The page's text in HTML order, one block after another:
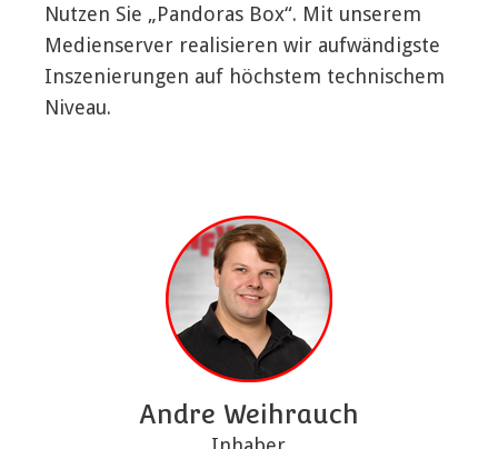
Nutzen Sie „Pandoras Box“. Mit unserem
Medienserver realisieren wir aufwändigste
Inszenierungen auf höchstem technischem
Niveau.
Andre Weihrauch